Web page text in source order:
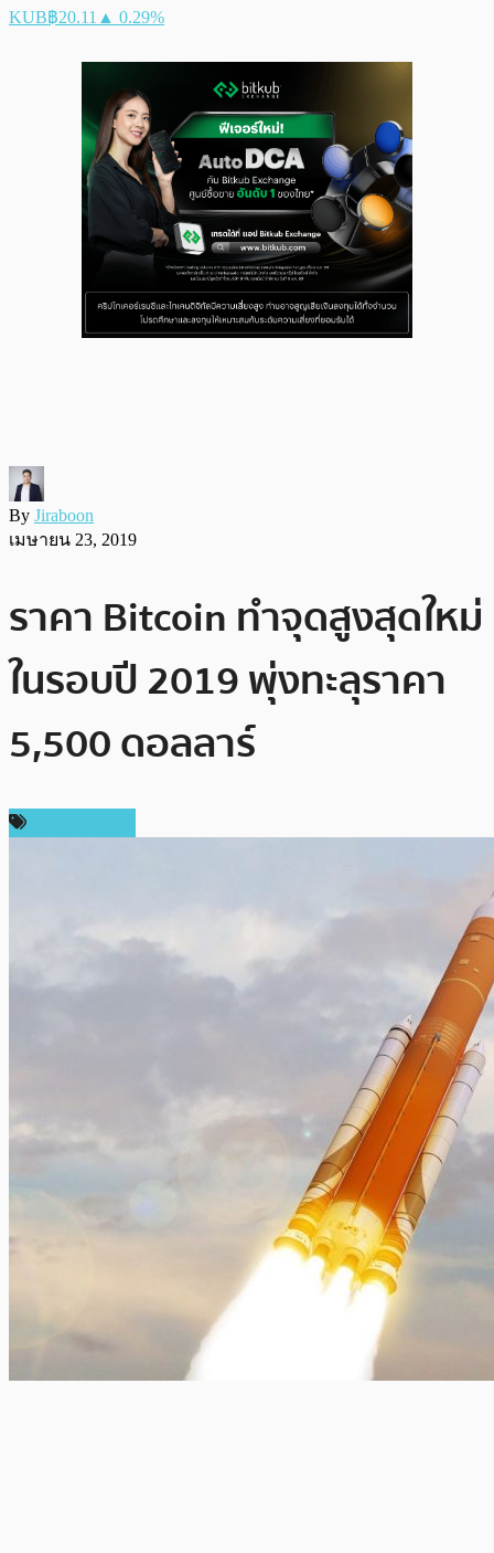
KUB฿20.11 ▲ 0.29%
By Jiraboon
เมษายน 23, 2019
ราคา Bitcoin ทำจุดสูงสุดใหม่
ในรอบปี 2019 พุ่งทะลุราคา
5,500 ดอลลาร์